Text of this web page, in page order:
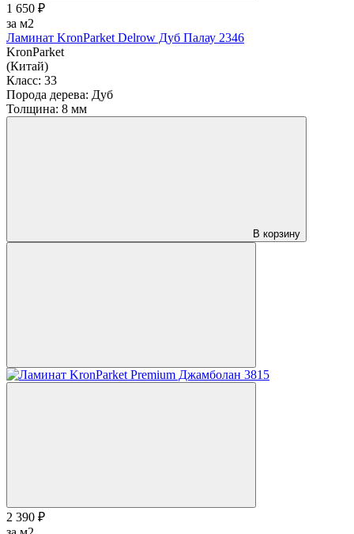
1 650 ₽
за м2
Ламинат KronParket Delrow Дуб Палау 2346
KronParket
(Китай)
Класс: 33
Порода дерева: Дуб
Толщина: 8 мм
В корзину
2 390 ₽